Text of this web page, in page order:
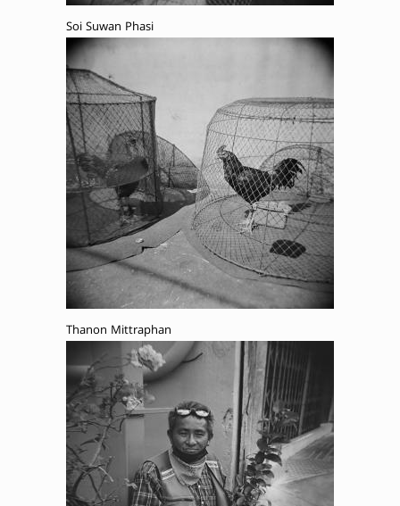
Soi Suwan Phasi
Thanon Mittraphan